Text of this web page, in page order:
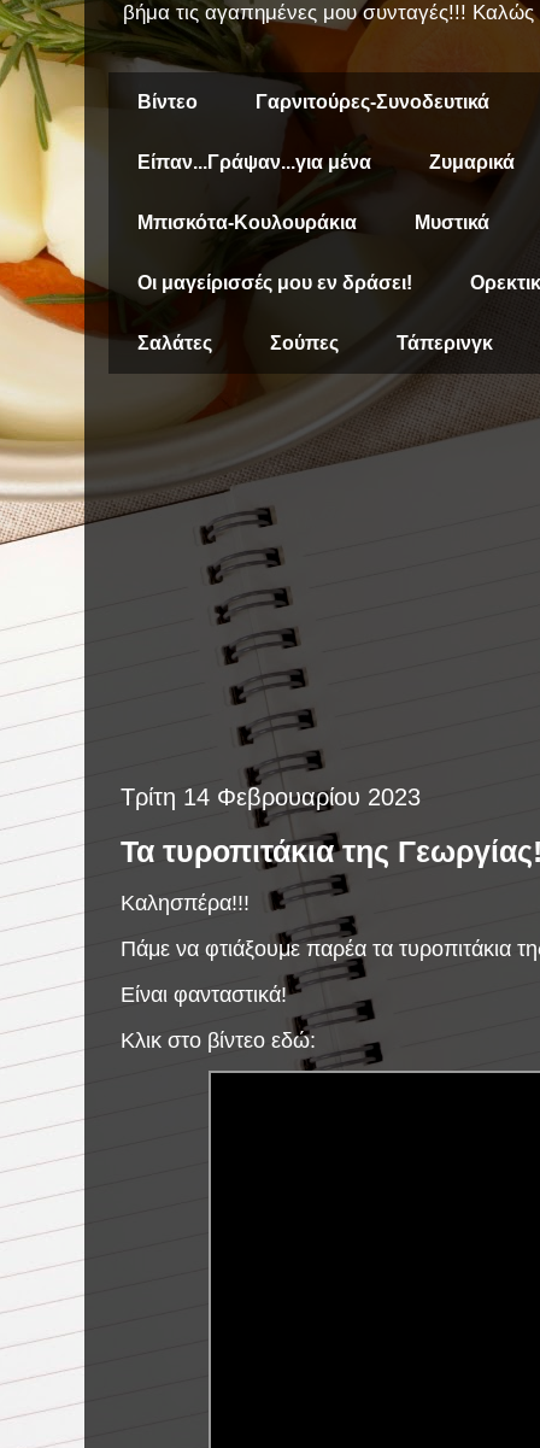
βήμα τις αγαπημένες μου συνταγές!!! Καλώς
Βίντεο Γαρνιτούρες-Συνοδευτικά
Είπαν...Γράψαν...για μένα Ζυμαρικά
Μπισκότα-Κουλουράκια Μυστικά
Οι μαγείρισσές μου εν δράσει!
Σαλάτες Σούπες Τάπερινγκ
Τρίτη 14 Φεβρουαρίου 2023
Τα τυροπιτάκια της
Καλησπέρα!!!
Πάμε να φτιάξουμε παρέα τα τυροπιτάκια
Είναι φανταστικά!
Κλικ στο βίντεο εδώ: